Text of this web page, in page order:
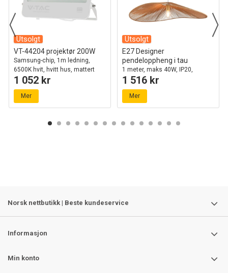
Utsolgt
VT-44204 projektør 200W
Samsung-chip, 1m ledning,
6500K hvit, hvitt hus, mattert
glass, IP65
1 052 kr
Mer
Utsolgt
E27 Designer
pendeloppheng i tau
1 meter, maks 40W, IP20,
Ø80cm, 2 års garanti
1 516 kr
Mer
Norsk nettbutikk | Beste kundeservice
Informasjon
Min konto